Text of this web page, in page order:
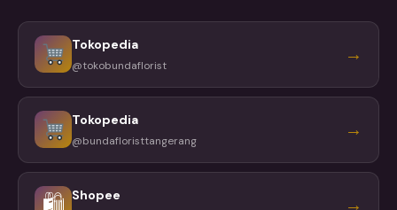
Tokopedia
@tokobundaflorist →
Tokopedia
@bundafloristtangerang →
Shopee →